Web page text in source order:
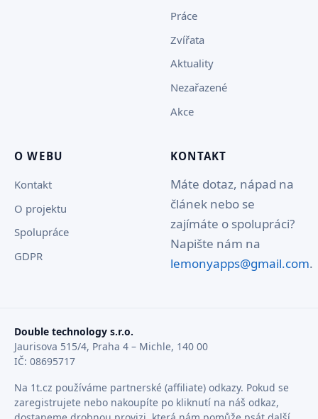
Práce
Zvířata
Aktuality
Nezařazené
Akce
O WEBU
Kontakt
O projektu
Spolupráce
GDPR
KONTAKT
Máte dotaz, nápad na
článek nebo se
zajímáte o spolupráci?
Napište nám na
lemonyapps@gmail.com.
Double technology s.r.o.
Jaurisova 515/4, Praha 4 – Michle, 140 00
IČ: 08695717
Na 1t.cz používáme partnerské (affiliate) odkazy. Pokud se
zaregistrujete nebo nakoupíte po kliknutí na náš odkaz,